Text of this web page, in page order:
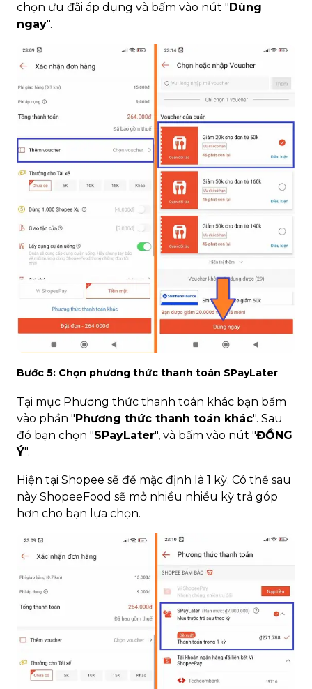
chọn ưu đãi áp dụng và bấm vào nút "Dùng
ngay".
Bước 5: Chọn phương thức thanh toán SPayLater
Tại mục Phương thức thanh toán khác bạn bấm
vào phần "Phương thức thanh toán khác". Sau
đó bạn chọn "SPayLater", và bấm vào nút "ĐỒNG
Ý".
Hiện tại Shopee sẽ để mặc định là 1 kỳ. Có thể sau
này ShopeeFood sẽ mở nhiều nhiều kỳ trả góp
hơn cho bạn lựa chọn.